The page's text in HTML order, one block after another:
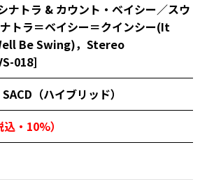
ナトラ & カウント・ベイシー／スウ
トラ＝ベイシー＝クインシー(It
Be Swing)，Stereo
018]
SACD（ハイブリッド）
・10%）